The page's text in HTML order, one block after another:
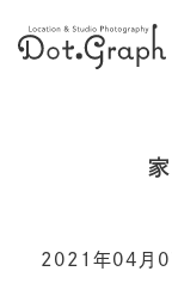
2021年04月